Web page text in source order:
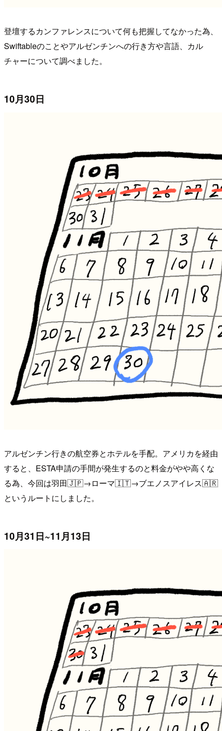
登壇するカンファレンスについて何も把握してなかった為、
Swiftableのことやアルゼンチンへの行き方や言語、カル
チャーについて調べました。
10月30日
アルゼンチン行きの航空券とホテルを手配。アメリカを経由
すると、ESTA申請の手間が発生するのと料金がやや高くな
る為、今回は羽田🇯🇵→ローマ🇮🇹→ブエノスアイレス🇦🇷
というルートにしました。
10月31日~11月13日